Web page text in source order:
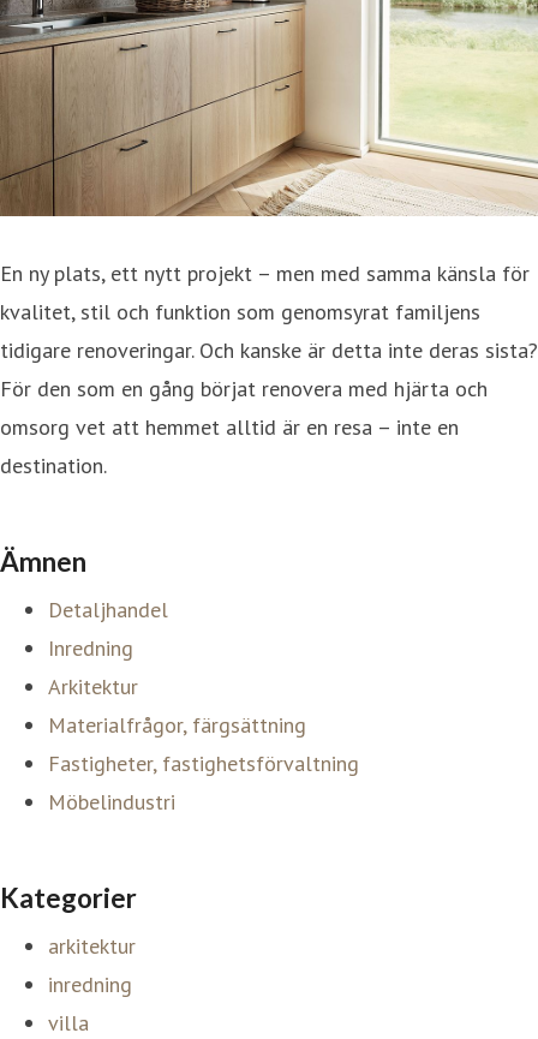
En ny plats, ett nytt projekt – men med samma känsla för
kvalitet, stil och funktion som genomsyrat familjens
tidigare renoveringar. Och kanske är detta inte deras sista?
För den som en gång börjat renovera med hjärta och
omsorg vet att hemmet alltid är en resa – inte en
destination.
Ämnen
Detaljhandel
Inredning
Arkitektur
Materialfrågor, färgsättning
Fastigheter, fastighetsförvaltning
Möbelindustri
Kategorier
arkitektur
inredning
villa